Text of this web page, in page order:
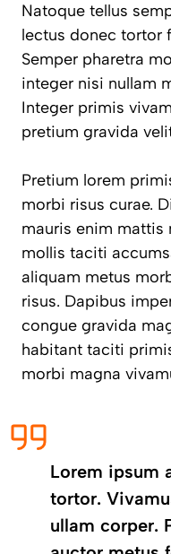
Natoque tellus
lectus donec tortor
Semper pharetra
integer nisi nullam
Integer primis
pretium gravida
Pretium lorem
morbi risus curae.
mauris enim mattis
mollis taciti
aliquam metus
risus. Dapibus
congue gravida
habitant taciti
morbi magna
Lorem ipsum
tortor.
ullam corper.